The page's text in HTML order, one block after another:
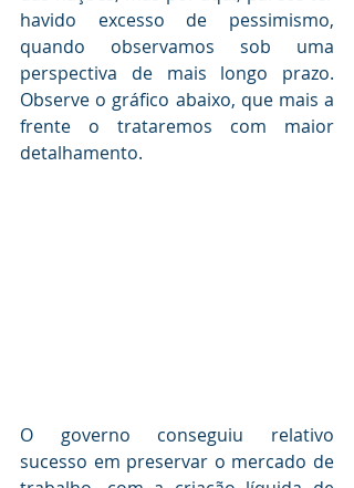
havido excesso de pessimismo,
quando observamos sob uma
perspectiva de mais longo prazo.
Observe o gráfico abaixo, que mais a
frente o trataremos com maior
detalhamento.
O governo conseguiu relativo
sucesso em preservar o mercado de